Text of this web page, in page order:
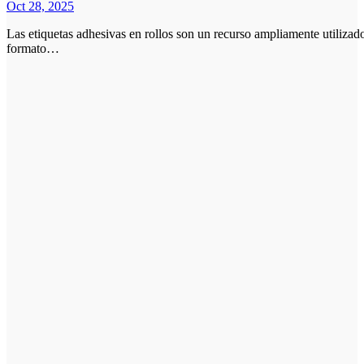
Oct 28, 2025
Las etiquetas adhesivas en rollos son un recurso ampliamente utilizado en distintos sectores industriales y comerciales. Su
formato…